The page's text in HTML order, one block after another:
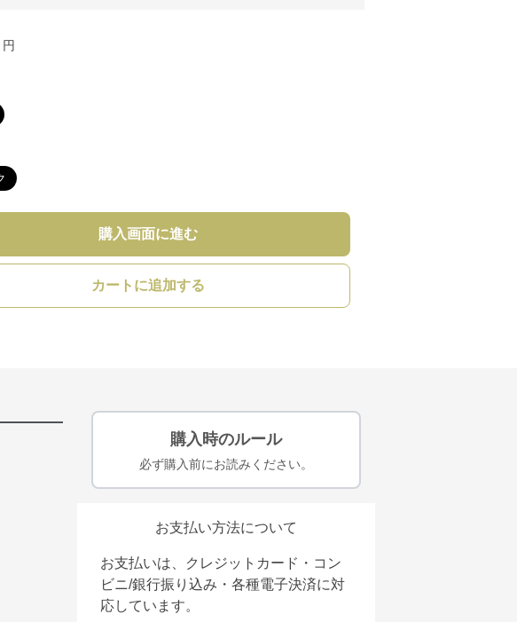
円
購入画面に進む
カートに追加する
購入時のルール
必ず購入前にお読みください。
お支払い方法について
お支払いは、クレジットカード・コン
ビニ/銀行振り込み・各種電子決済に対
応しています。